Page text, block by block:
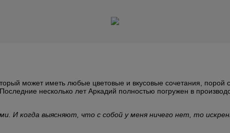
может иметь любые цветовые и вкусовые сочетания,
несколько лет Аркадий полностью погружен в
И когда выясняют, что с собой у меня ничего нет, то